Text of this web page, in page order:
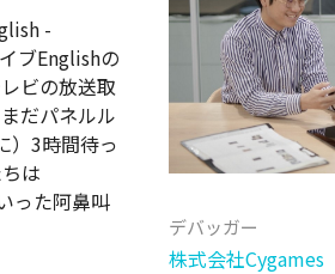
-
ブEnglishの
ビの放送取
だパネルル
）3時間待っ
は
った阿鼻叫
デバッガー
株式会社Cygames